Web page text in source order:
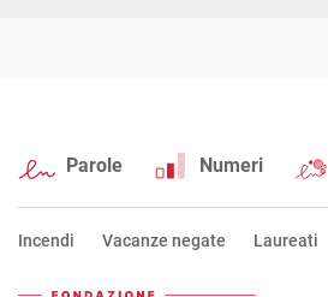
Parole Numeri
Incendi Vacanze negate Laureati